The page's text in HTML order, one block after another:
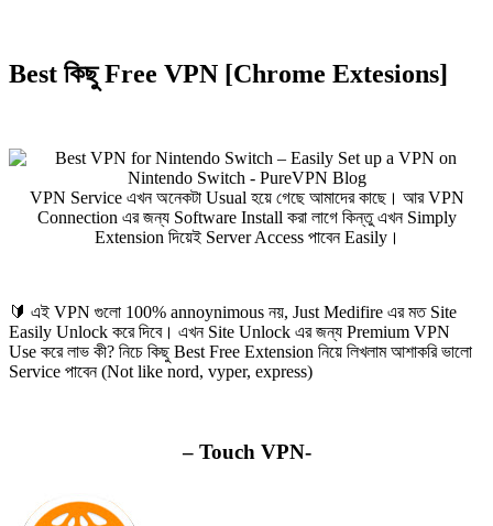
Best কিছু Free VPN [Chrome Extesions]
VPN Service এখন অনেকটা Usual হয়ে গেছে আমাদের কাছে। আর VPN
Connection এর জন্য Software Install করা লাগে কিন্তু এখন Simply
Extension দিয়েই Server Access পাবেন Easily।
🔰 এই VPN গুলো 100% annoynimous নয়, Just Medifire এর মত Site
Easily Unlock করে দিবে। এখন Site Unlock এর জন্য Premium VPN
Use করে লাভ কী? নিচে কিছু Best Free Extension নিয়ে লিখলাম আশাকরি ভালো
Service পাবেন (Not like nord, vyper, express)
– Touch VPN-